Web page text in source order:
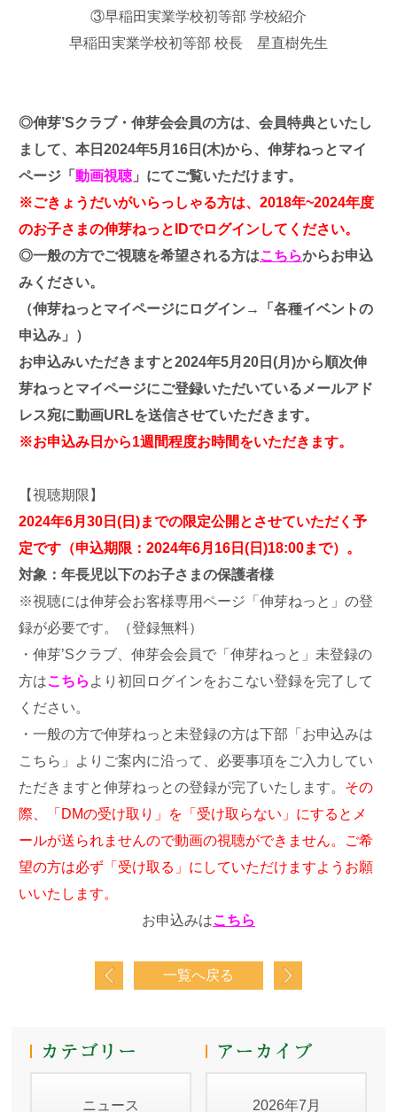
③早稲田実業学校初等部 学校紹介
早稲田実業学校初等部 校長 星直樹先生
◎伸芽’Sクラブ・伸芽会会員の方は、会員特典といたし
まして、 本日2024年5月16日(木)から、伸芽ねっとマイ
ページ「 動画視聴」にてご覧いただけます。
※ごきょうだいがいらっしゃる方は、2018年~2024年度
のお子さまの伸芽ねっとIDでログインしてください。
◎一般の方でご視聴を希望される方はこちらからお申込
みください。
（伸芽ねっとマイページにログイン→「各種イベントの
申込み」）
お申込みいただきますと2024年5月20日(月)から順次伸
芽ねっとマイページにご登録いただいているメールアド
レス宛に動画URLを送信させていただきます。
※お申込み日から1週間程度お時間をいただきます。
【視聴期限】
2024年6月30日(日)までの限定公開とさせていただく予
定です（申込期限：2024年6月16日(日)18:00まで）。
対象：年長児以下のお子さまの保護者様
※視聴には伸芽会お客様専用ページ「伸芽ねっと」の登
録が必要です。（登録無料）
・伸芽’Sクラブ、伸芽会会員で「伸芽ねっと」未登録の
方はこちら より初回ログインをおこない登録を完了して
ください。
・一般の方で伸芽ねっと未登録の方は下部「お申込みは
こちら」よりご案内に沿って、必要事項をご入力してい
ただきますと伸芽ねっとの登録が完了いたします。 その
際、「DMの受け取り」を「受け取らない」にするとメ
ールが送られませんので動画の視聴ができません。ご希
望の方は必ず「受け取る」にしていただけますようお願
いいたします。
お申込みはこちら
一覧へ戻る
ニュース 2026年7月